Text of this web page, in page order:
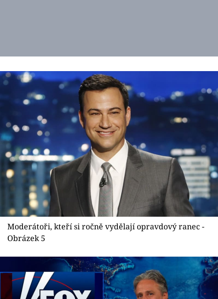
Moderátoři, kteří si ročně vydělají opravdový ranec -
Obrázek 5